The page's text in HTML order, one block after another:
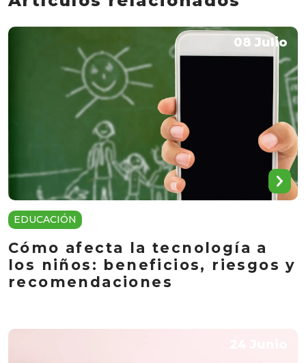
08 Julio
EDUCACIÓN
Cómo afecta la tecnología a
los niños: beneficios, riesgos y
recomendaciones